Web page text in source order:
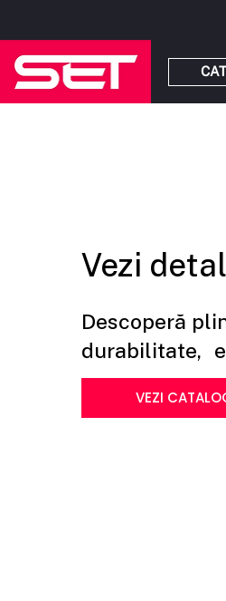
Vezi
Descoperă
durabilitate,
VEZI